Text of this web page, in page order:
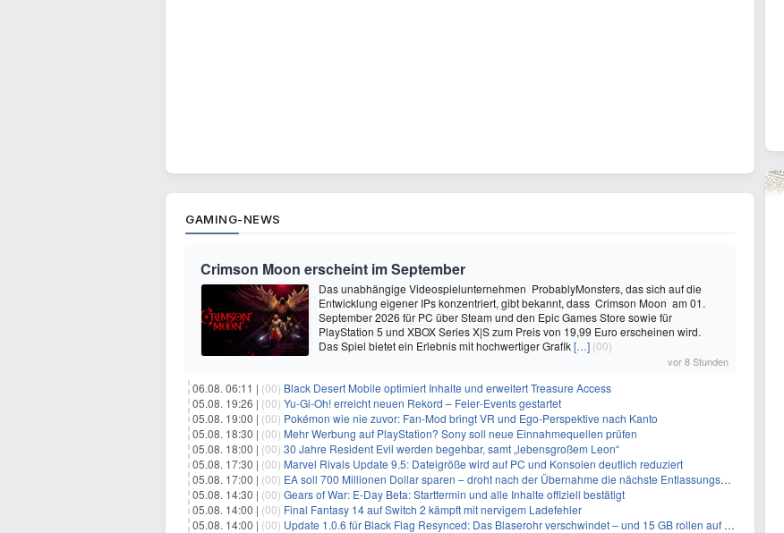
GAMING-NEWS
Crimson Moon erscheint im September
Das unabhängige Videospielunternehmen ProbablyMonsters, das sich auf die
Entwicklung eigener IPs konzentriert, gibt bekannt, dass Crimson Moon am 01.
September 2026 für PC über Steam und den Epic Games Store sowie für
PlayStation 5 und XBOX Series X|S zum Preis von 19,99 Euro erscheinen wird.
Das Spiel bietet ein Erlebnis mit hochwertiger Grafik[…] (00)
vor 8 Stunden
06.08. 06:11 | (00) Black Desert Mobile optimiert Inhalte und erweitert Treasure Access
05.08. 19:26 | (00) Yu‑Gi‑Oh! erreicht neuen Rekord – Feier‑Events gestartet
05.08. 19:00 | (00) Pokémon wie nie zuvor: Fan-Mod bringt VR und Ego-Perspektive nach Kanto
05.08. 18:30 | (00) Mehr Werbung auf PlayStation? Sony soll neue Einnahmequellen prüfen
05.08. 18:00 | (00) 30 Jahre Resident Evil werden begehbar, samt „lebensgroßem Leon“
05.08. 17:30 | (00) Marvel Rivals Update 9.5: Dateigröße wird auf PC und Konsolen deutlich reduziert
05.08. 17:00 | (00) EA soll 700 Millionen Dollar sparen – droht nach der Übernahme die nächste Entlassungswelle?
05.08. 14:30 | (00) Gears of War: E-Day Beta: Starttermin und alle Inhalte offiziell bestätigt
05.08. 14:00 | (00) Final Fantasy 14 auf Switch 2 kämpft mit nervigem Ladefehler
05.08. 14:00 | (00) Update 1.0.6 für Black Flag Resynced: Das Blaserohr verschwindet – und 15 GB rollen auf die Xbox zu